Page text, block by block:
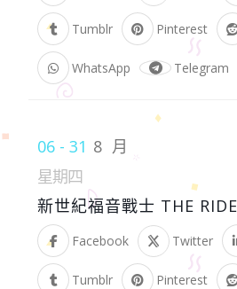
Tumblr Pinterest
WhatsApp Telegram
06 - 31 8 月
星期四
新世紀福音戰士 THE
Facebook Twitter
Tumblr Pinterest